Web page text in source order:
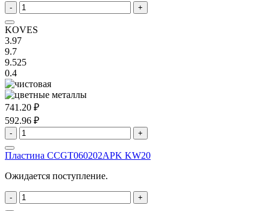
- +
KOVES
3.97
9.7
9.525
0.4
741.20 ₽
592.96 ₽
- +
Пластина CCGT060202APK KW20
Ожидается поступление.
- +